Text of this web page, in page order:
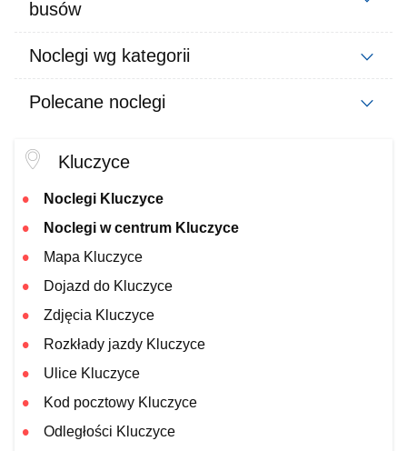
busów
Noclegi wg kategorii
Polecane noclegi
Kluczyce
Noclegi Kluczyce
Noclegi w centrum Kluczyce
Mapa Kluczyce
Dojazd do Kluczyce
Zdjęcia Kluczyce
Rozkłady jazdy Kluczyce
Ulice Kluczyce
Kod pocztowy Kluczyce
Odległości Kluczyce